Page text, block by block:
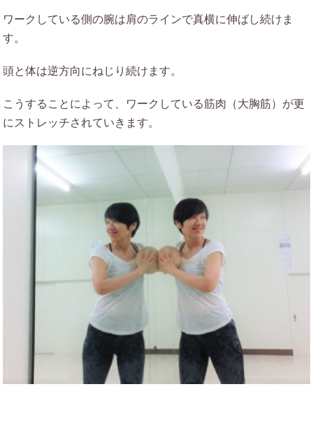
ワークしている側の腕は肩のラインで真横に伸ばし続けま
す。
頭と体は逆方向にねじり続けます。
こうすることによって、ワークしている筋肉（大胸筋）が更
にストレッチされていきます。